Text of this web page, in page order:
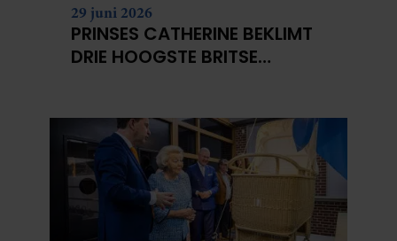
29 juni 2026
PRINSES CATHERINE BEKLIMT
DRIE HOOGSTE BRITSE